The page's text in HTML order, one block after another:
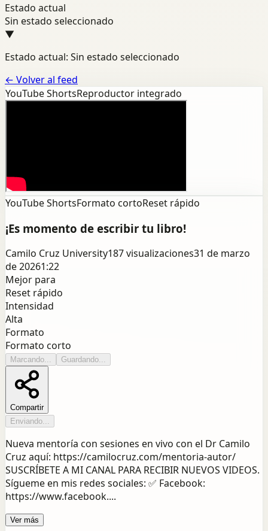
Estado actual
Sin estado seleccionado
▼
Estado actual: Sin estado seleccionado
← Volver al feed
YouTube ShortsReproductor integrado
YouTube ShortsFormato cortoReset rápido
¡Es momento de escribir tu libro!
Camilo Cruz University187visualizaciones31 de marzo
de 20261:22
Mejor para
Reset rápido
Intensidad
Alta
Formato
Formato corto
Marcando... Guardando...
Compartir
Enviando...
Nueva mentoría con sesiones en vivo con el Dr Camilo
Cruz aquí: https://camilocruz.com/mentoria-autor/
SUSCRÍBETE A MI CANAL PARA RECIBIR NUEVOS VIDEOS.
Sígueme en mis redes sociales: ✅ Facebook:
https://www.facebook....
Ver más